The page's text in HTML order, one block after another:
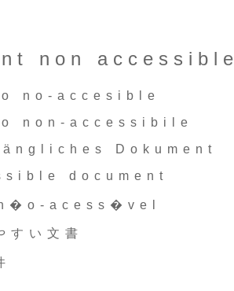
non accessible
no-accesible
non-accessibile
Dokument
document
acess�vel
すい文書